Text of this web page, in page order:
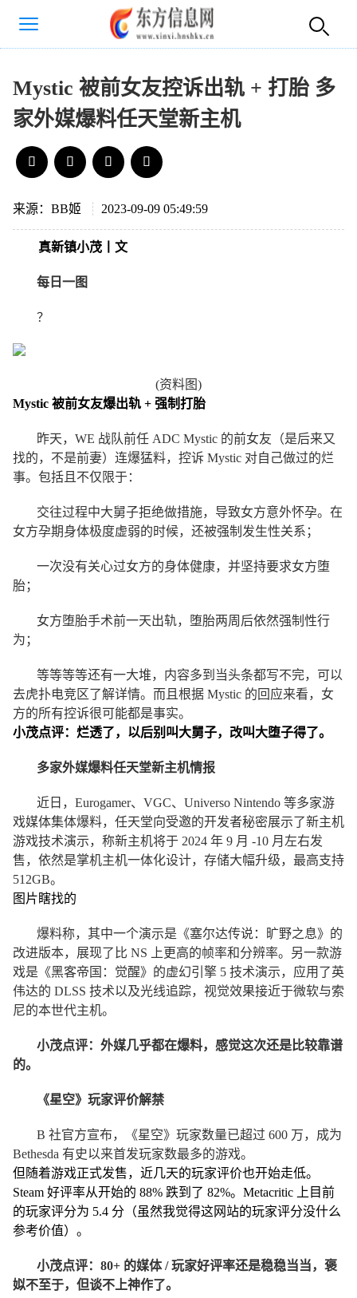
Mystic 被前女友控诉出轨 + 打胎 多
家外媒爆料任天堂新主机
来源：BB姬 2023-09-09 05:49:59
真新镇小茂丨文
每日一图
？
(资料图)
Mystic 被前女友爆出轨 + 强制打胎
昨天，WE 战队前任 ADC Mystic 的前女友（是后来又
找的，不是前妻）连爆猛料，控诉 Mystic 对自己做过的烂
事。包括且不仅限于：
交往过程中大舅子拒绝做措施，导致女方意外怀孕。在
女方孕期身体极度虚弱的时候，还被强制发生性关系；
一次没有关心过女方的身体健康，并坚持要求女方堕
胎；
女方堕胎手术前一天出轨，堕胎两周后依然强制性行
为；
等等等等还有一大堆，内容多到当头条都写不完，可以
去虎扑电竞区了解详情。而且根据 Mystic 的回应来看，女
方的所有控诉很可能都是事实。
小茂点评：烂透了，以后别叫大舅子，改叫大堕子得了。
多家外媒爆料任天堂新主机情报
近日，Eurogamer、VGC、Universo Nintendo 等多家游
戏媒体集体爆料，任天堂向受邀的开发者秘密展示了新主机
游戏技术演示，称新主机将于 2024 年 9 月 -10 月左右发
售，依然是掌机主机一体化设计，存储大幅升级，最高支持
512GB。
图片瞎找的
爆料称，其中一个演示是《塞尔达传说：旷野之息》的
改进版本，展现了比 NS 上更高的帧率和分辨率。另一款游
戏是《黑客帝国：觉醒》的虚幻引擎 5 技术演示，应用了英
伟达的 DLSS 技术以及光线追踪，视觉效果接近于微软与索
尼的本世代主机。
小茂点评：外媒几乎都在爆料，感觉这次还是比较靠谱
的。
《星空》玩家评价解禁
B 社官方宣布，《星空》玩家数量已超过 600 万，成为
Bethesda 有史以来首发玩家数最多的游戏。
但随着游戏正式发售，近几天的玩家评价也开始走低。
Steam 好评率从开始的 88% 跌到了 82%。Metacritic 上目前
的玩家评分为 5.4 分（虽然我觉得这网站的玩家评分没什么
参考价值）。
小茂点评：80+ 的媒体 / 玩家好评率还是稳稳当当，褒
姒不至于，但谈不上神作了。